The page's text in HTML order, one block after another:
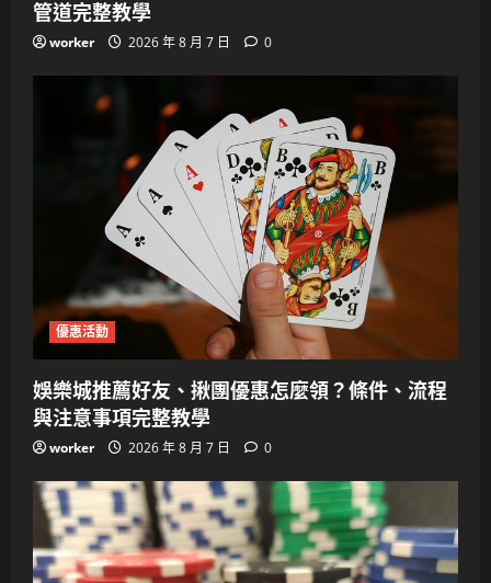
管道完整教學
worker 2026 年 8 月 7 日 0
優惠活動
娛樂城推薦好友、揪團優惠怎麼領？條件、流程
與注意事項完整教學
worker 2026 年 8 月 7 日 0